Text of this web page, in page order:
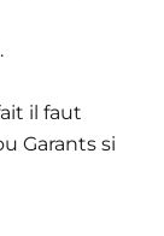
il faut
Garants si